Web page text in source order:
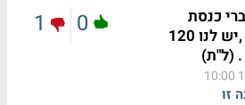
70 חברי כנסת
טרמפיסטים ,יש לנו 120
(ל"ת)
זו
0
1